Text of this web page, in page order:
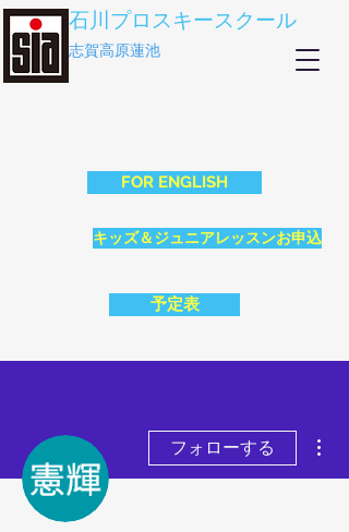
石川プロスキースクール
志賀高原蓮池
FOR ENGLISH
キッズ＆ジュニアレッスンお申込
予定表
フォローする